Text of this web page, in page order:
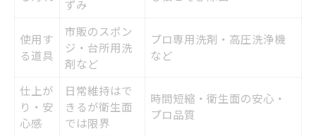
ずみ
使用す
る道具
市販のスポン
ジ・台所用洗
剤など
プロ専用洗剤・高圧洗浄機
など
仕上が
り・安
心感
日常維持はで
きるが衛生面
では限界
時間短縮・衛生面の安心・
プロ品質